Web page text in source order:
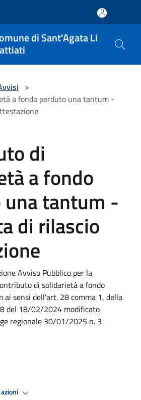
di Sant'Agata Li
>
a fondo perduto una tantum -
di
a fondo
tantum -
di rilascio
Avviso Pubblico per la
di solidarietà a fondo
sensi dell'art. 28 comma 1, della
del 18/02/2024 modificato
regionale 30/01/2025 n. 3